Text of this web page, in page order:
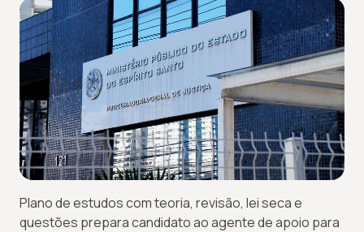
Plano de estudos com teoria, revisão, lei seca e
questões prepara candidato ao agente de apoio para